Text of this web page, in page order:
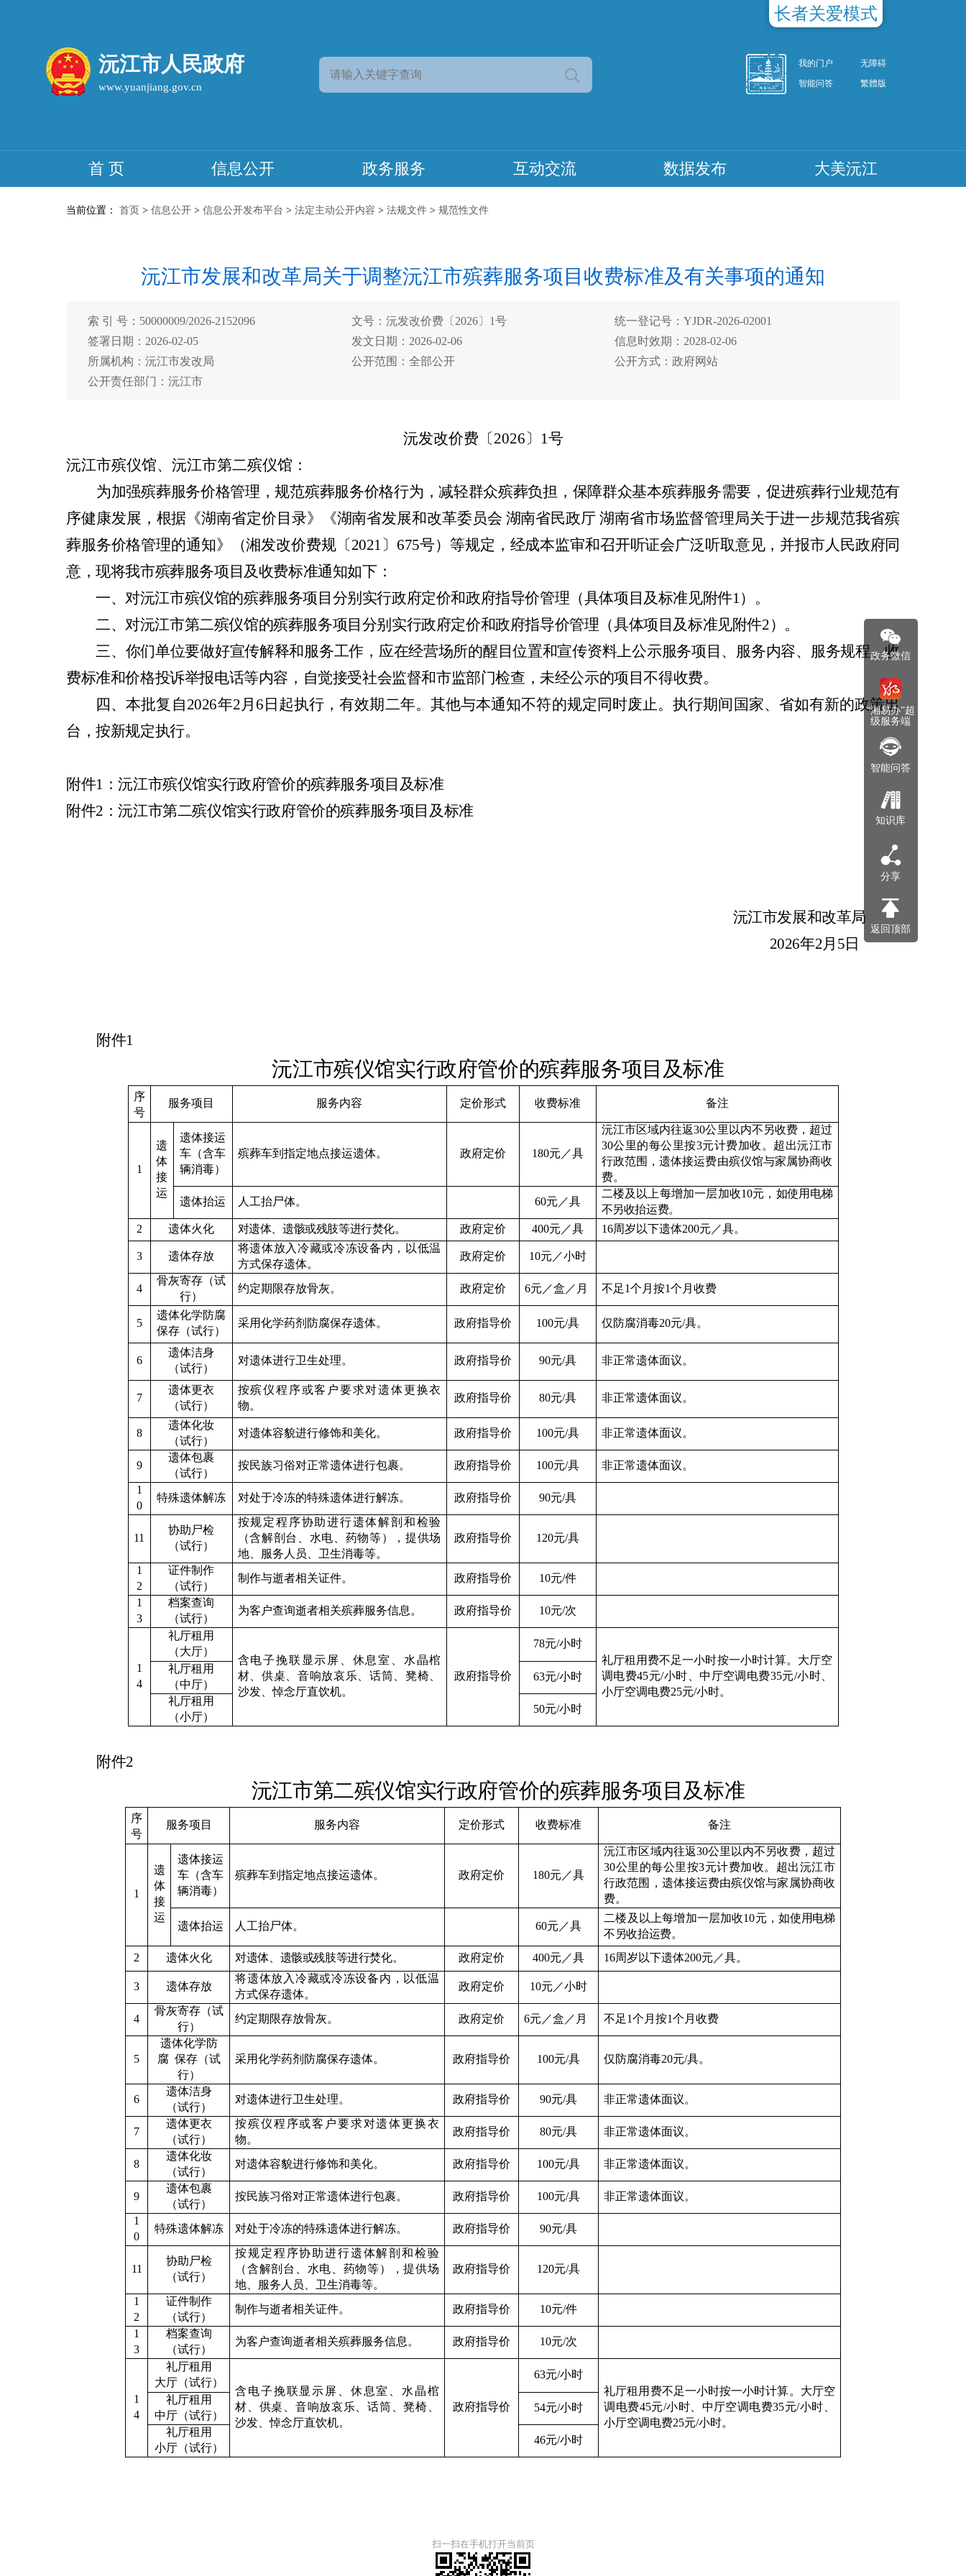
沅江市人民政府 我的门户
无障碍
智能问答
繁體版
首 页 信息公开 政务服务 互动交流 数据发布 大美沅江
当前位置： 首页 > 信息公开 > 信息公开发布平台 > 法定主动公开内容 > 法规文件 > 规范性文件
沅江市发展和改革局关于调整沅江市殡葬服务项目收费标准及有关事项的通知
索 引 号：50000009/2026-2152096 文号：沅发改价费〔2026〕1号
统一登记号：YJDR-2026-02001
签署日期：2026-02-05
发文日期：2026-02-06
信息时效期：2028-02-06
所属机构：沅江市发改局
公开范围：全部公开
公开方式：政府网站
公开责任部门：沅江市
沅发改价费〔2026〕1号
沅江市殡仪馆、沅江市第二殡仪馆：
为加强殡葬服务价格管理，规范殡葬服务价格行为，减轻群众殡葬负担，保障群众基本殡葬服务需要，促进殡葬行业规范有
序健康发展，根据《湖南省定价目录》《湖南省发展和改革委员会 湖南省民政厅 湖南省市场监督管理局关于进一步规范我省殡
葬服务价格管理的通知》（湘发改价费规〔2021〕 675号）等规定，经成本监审和召开听证会广泛听取意见，并报市人民政府同
意，现将我市殡葬服务项目及收费标准通知如下：
一、对沅江市殡仪馆的殡葬服务项目分别实行政府定价和政府指导价管理（具体项目及标准见附件1）。
二、对沅江市第二殡仪馆的殡葬服务项目分别实行政府定价和政府指导价管理（具体项目及标准见附件2）。
三、 你们单位要做好宣传解释和服务工作，应在经营场所的醒目位置和宣传资料上公示服务项目、服务内容、服务规程、收
费标准和价格投诉举报电话等内容，自觉接受社会监督和市监部门检查，未经公示的项目不得收费。
四、本批复自2026年2月 6 日起执行，有效期二年。其他与本通知不符的规定同时废止。执行期间国家、省如有新的政策出
台，按新规定执行。
附件1 ：沅江市殡仪馆实行政府管价的殡葬服务项目及标准
附件2 ：沅江市第二殡仪馆实行政府管价的殡葬服务项目及标准
沅江市发展和改革局
2026年2月 5日
附件1
沅江市殡仪馆实行政府管价的殡葬服务项目及标准
序
号
服务项目 服务内容 定价形式 收费标准 备注
1
遗
体
接
运
遗体接运
车（含车
辆消毒）
殡葬车到指定地点接运遗体。 政府定价 180元／具
沅江市区域内往返30公里以内不另收费，超过
30公里的每公里按3元计费加收。 超出沅江市
行政范围，遗体接运费由殡仪馆与家属协商收
费。
遗体抬运
人工抬尸体。 60元／具
二楼及以上每增加一层加收10元， 如使用电梯
不另收抬运费。
2
遗体火化 对遗体、遗骸或残肢等进行焚化。 政府定价 400元／具 16周岁以下遗体200元／具。
3 遗体存放
将遗体放入冷藏或冷冻设备内，以低温
方式保存遗体。
政府定价 10元／小时
4
骨灰寄存 （试
行）
约定期限存放骨灰。 政府定价 6元／盒／月 不足1个月按1个月收费
5
遗体化学防腐
保存 （试行）
采用化学药剂防腐保存遗体。 政府指导价 100元/具 仅防腐消毒20元/具。
6
遗体洁身
（试行）
对遗体进行卫生处理。 政府指导价 90元/具 非正常遗体面议。
7
遗体更衣
（试行）
按殡仪程序或客户要求对遗体更换衣
物。
政府指导价 80元/具 非正常遗体面议。
8
遗体化妆
（试行）
对遗体容貌进行修饰和美化。 政府指导价 100元/具 非正常遗体面议。
9
遗体包裹
（试行）
按民族习俗对正常遗体进行包裹。 政府指导价 100元/具
非正常遗体面议。
1
0
特殊遗体解冻 对处于冷冻的特殊遗体进行解冻。 政府指导价 90元/具
11
协助尸检
（试行）
按规定程序协助进行遗体解剖和检验
（含解剖台、水电、药物等），提供场
地、服务人员、卫生消毒等。
政府指导价 1 20元/具
1
2
证件制作
（试行）
制作与逝者相关证件。 政府指导价 10元/件
1
3
档案查询
（试行）
为客户查询逝者相关殡葬服务信息。 政府指导价 10元/次
1
4
礼厅租用
（大厅）
含电子挽联显示屏、休息室、水晶棺
材、供桌、音响放哀乐、话筒、凳椅、
沙发、悼念厅直饮机。
政府指导价
78元/小时
礼厅租用费不足一小时按一小时计算。大厅空
调电费45元/小时、中厅空调电费35元/小时、
小厅空调电费25元/小时。
礼厅租用
（中厅）
63元/小时
礼厅租用
（小厅）
50元/小时
附件2
沅江市第二殡仪馆实行政府管价的殡葬服务项目及标准
序
号
服务项目 服务内容 定价形式 收费标准 备注
1
遗
体
接
运
遗体接运
车（含车
辆消毒）
殡葬车到指定地点接运遗体。 政府定价 180元／具
沅江市区域内往返30公里以内不另收费，超过
30公里的每公里按3元计费加收。 超出沅江市
行政范围，遗体接运费由殡仪馆与家属协商收
费。
遗体抬运 人工抬尸体。 60元／具
二楼及以上每增加一层加收10元，如使用电梯
不另收抬运费。
2
遗体火化 对遗体、遗骸或残肢等进行焚化。 政府定价 400元／具 16周岁以下遗体200元／具。
3 遗体存放
将遗体放入冷藏或冷冻设备内，以低温
方式保存遗体。
政府定价 10元／小时
4
骨灰寄存（试
行）
约定期限存放骨灰。 政府定价 6元／盒／月 不足1个月按1个月收费
5
遗体化学防
腐 保存（试
行）
采用化学药剂防腐保存遗体。 政府指导价 100元/具 仅防腐消毒20元/具。
6
遗体洁身
（试行）
对遗体进行卫生处理。 政府指导价 90元/具 非正常遗体面议。
7
遗体更衣
（试行）
按殡仪程序或客户要求对遗体更换衣
物。
政府指导价 80元/具 非正常遗体面议。
8
遗体化妆
（试行）
对遗体容貌进行修饰和美化。 政府指导价 100元/具 非正常遗体面议。
9
遗体包裹
（试行）
按民族习俗对正常遗体进行包裹。 政府指导价 100元/具
非正常遗体面议。
1
0
特殊遗体解冻 对处于冷冻的特殊遗体进行解冻。 政府指导价 90元/具
11
协助尸检
（试行）
按规定程序协助进行遗体解剖和检验
（含解剖台、水电、药物等），提供场
地、服务人员、卫生消毒等。
政府指导价 1 20元/具
1
2
证件制作
（试行）
制作与逝者相关证件。 政府指导价 10元/件
1
3
档案查询
（试行）
为客户查询逝者相关殡葬服务信息。 政府指导价 10元/次
1
4
礼厅租用
大厅（试行）
含电子挽联显示屏、休息室、水晶棺
材、供桌、音响放哀乐、话筒、凳椅、
沙发、悼念厅直饮机。
政府指导价
63元/小时
礼厅租用费不足一小时按一小时计算。大厅空
调电费45元/小时、中厅空调电费35元/小时、
小厅空调电费25元/小时。
礼厅租用
中厅（试行）
54元/小时
礼厅租用
小厅（试行）
46元/小时
扫一扫在手机打开当前页
长者关爱模式
政务微信
“湘易办”超
级服务端
智能问答
知识库
分享
返回顶部